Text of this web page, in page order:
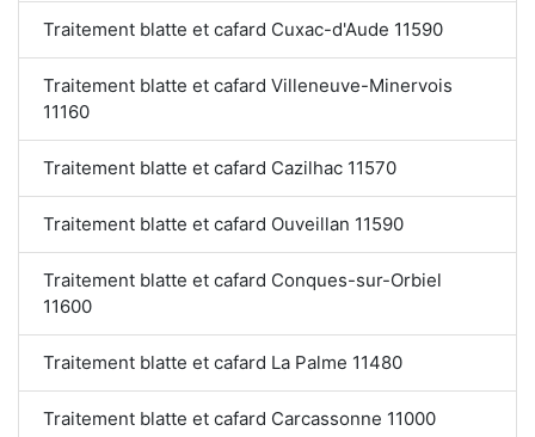
Traitement blatte et cafard Cuxac-d'Aude 11590
Traitement blatte et cafard Villeneuve-Minervois
11160
Traitement blatte et cafard Cazilhac 11570
Traitement blatte et cafard Ouveillan 11590
Traitement blatte et cafard Conques-sur-Orbiel
11600
Traitement blatte et cafard La Palme 11480
Traitement blatte et cafard Carcassonne 11000